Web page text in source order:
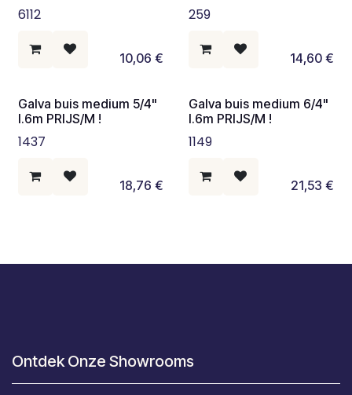
6112
10,06 €
259
14,60€
Galva buis medium 5/4"
l.6m PRIJS/M !
1437
18,76 €
Galva buis medium 6/4"
l.6m PRIJS/M !
1149
21,53 €
Ontdek Onze Showrooms